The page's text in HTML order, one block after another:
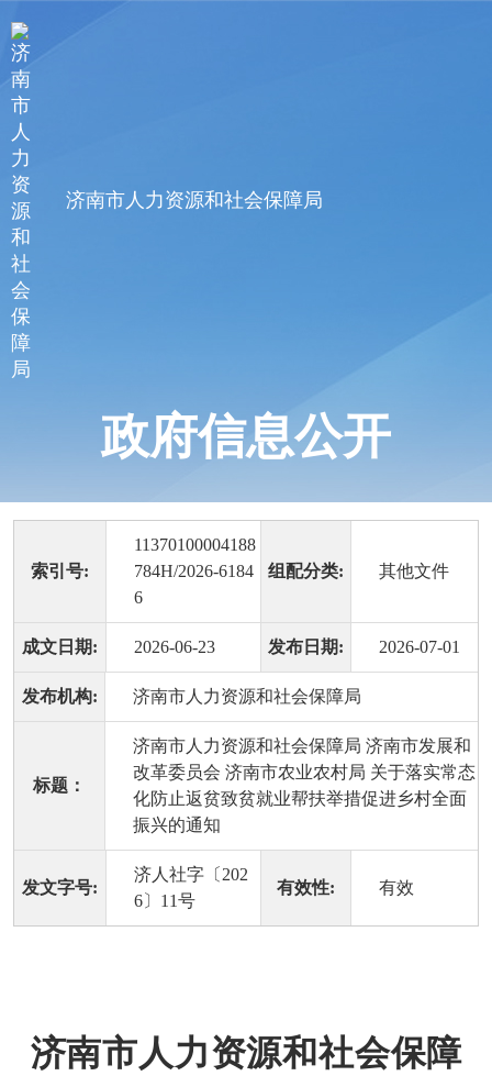
济南市人力资源和社会保障局
政府信息公开
索引号:
11370100004188
784H/2026-6184
6
组配分类: 其他文件
成文日期: 2026-06-23 发布日期: 2026-07-01
发布机构: 济南市人力资源和社会保障局
标题：
济南市人力资源和社会保障局 济南市发展和
改革委员会 济南市农业农村局 关于落实常态
化防止返贫致贫就业帮扶举措促进乡村全面
振兴的通知
发文字号:
济人社字〔202
6〕11号
有效性: 有效
济南市人力资源和社会保障